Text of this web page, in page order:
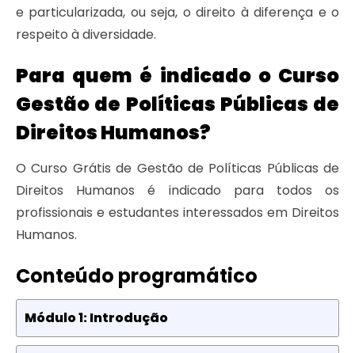
e particularizada, ou seja, o direito à diferença e o
respeito à diversidade.
Para quem é indicado o Curso
Gestão de Políticas Públicas de
Direitos Humanos?
O Curso Grátis de Gestão de Políticas Públicas de
Direitos Humanos é indicado para todos os
profissionais e estudantes interessados em Direitos
Humanos.
Conteúdo programático
Módulo 1: Introdução